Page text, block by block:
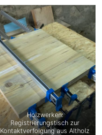
Holzwerken:
Registrierungstisch zur
Kontaktverfolgung aus Altholz